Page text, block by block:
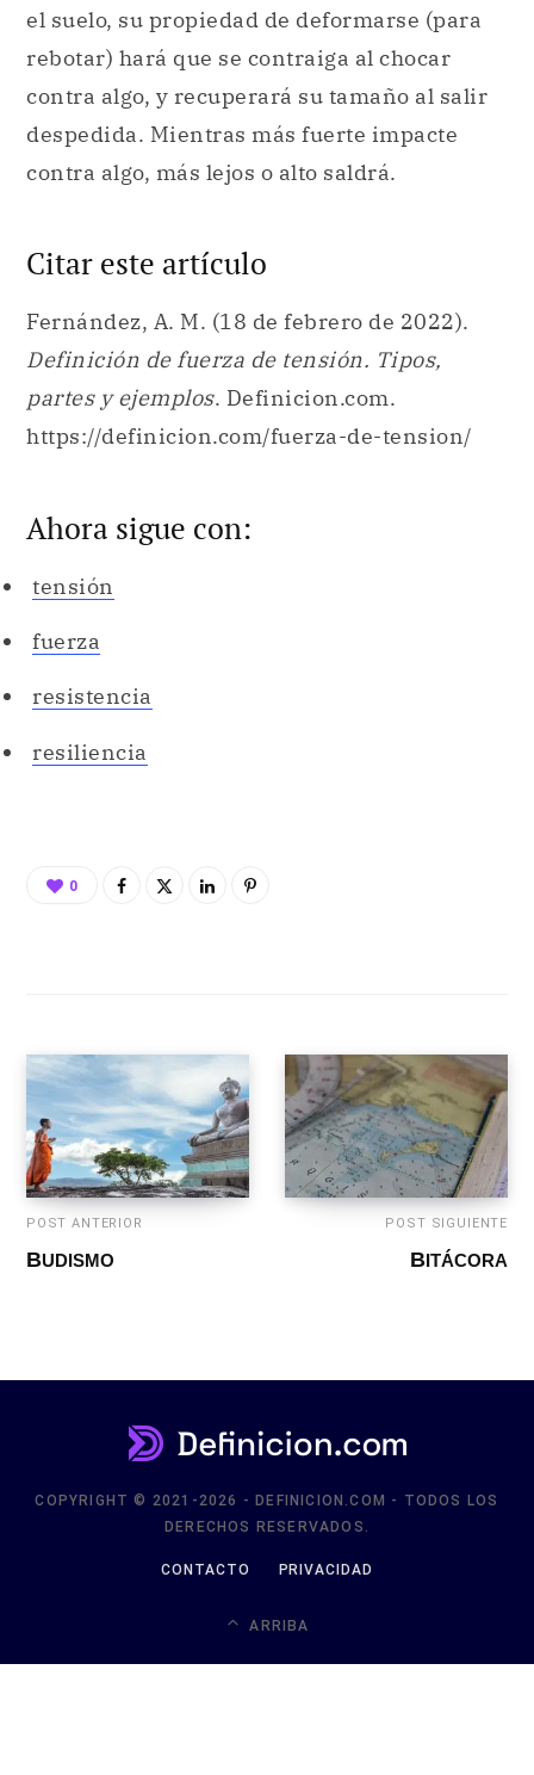
el suelo, su propiedad de deformarse (para
rebotar) hará que se contraiga al chocar
contra algo, y recuperará su tamaño al salir
despedida. Mientras más fuerte impacte
contra algo, más lejos o alto saldrá.
Citar este artículo
Fernández, A. M. (18 de febrero de 2022).
Definición de fuerza de tensión. Tipos,
partes y ejemplos. Definicion.com.
https://definicion.com/fuerza-de-tension/
Ahora sigue con:
tensión
fuerza
resistencia
resiliencia
0
POST ANTERIOR
BUDISMO
POST SIGUIENTE
BITÁCORA
COPYRIGHT © 2021-2026 - DEFINICION.COM - TODOS LOS
DERECHOS RESERVADOS.
CONTACTO PRIVACIDAD
ARRIBA